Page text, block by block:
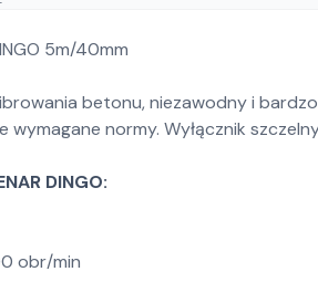
5m/40mm
betonu, niezawodny i
normy. Wyłącznik
DINGO:
obr/min